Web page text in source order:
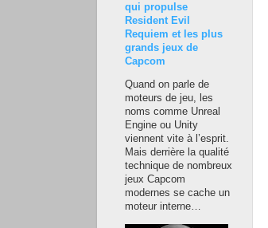
qui propulse
Resident Evil
Requiem et les plus
grands jeux de
Capcom
Quand on parle de
moteurs de jeu, les
noms comme Unreal
Engine ou Unity
viennent vite à l’esprit.
Mais derrière la qualité
technique de nombreux
jeux Capcom
modernes se cache un
moteur interne…